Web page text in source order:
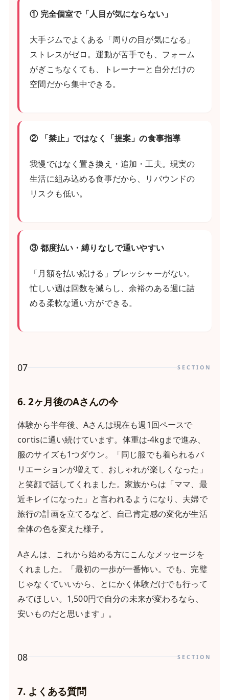
① 完全個室で「人目が気にならない」
大手ジムでよくある「周りの目が気になる」
ストレスがゼロ。運動が苦手でも、フォーム
がぎこちなくても、トレーナーと自分だけの
空間だから集中できる。
② 「禁止」ではなく「提案」の食事指導
我慢ではなく置き換え・追加・工夫。現実の
生活に組み込める食事だから、リバウンドの
リスクも低い。
③ 都度払い・縛りなしで通いやすい
「月額を払い続ける」プレッシャーがない。
忙しい週は回数を減らし、余裕のある週に詰
める柔軟な通い方ができる。
07 SECTION
6. 2ヶ月後のAさんの今
体験から半年後、Aさんは現在も週1回ペースで
cortisに通い続けています。体重は-4kgまで進み、
服のサイズも1つダウン。「同じ服でも着られるバ
リエーションが増えて、おしゃれが楽しくなった」
と笑顔で話してくれました。家族からは「ママ、最
近キレイになった」と言われるようになり、夫婦で
旅行の計画を立てるなど、自己肯定感の変化が生活
全体の色を変えた様子。
Aさんは、これから始める方にこんなメッセージを
くれました。「最初の一歩が一番怖い。でも、完璧
じゃなくていいから、とにかく体験だけでも行って
みてほしい。1,500円で自分の未来が変わるなら、
安いものだと思います」。
08 SECTION
7. よくある質問